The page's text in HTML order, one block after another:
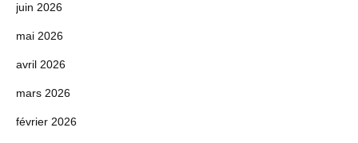
juin 2026
mai 2026
avril 2026
mars 2026
février 2026